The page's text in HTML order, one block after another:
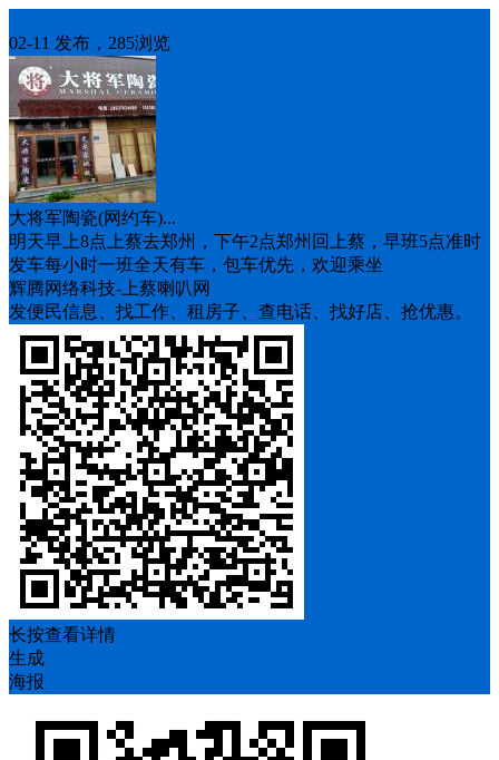
02-11 发布，285浏览
大将军陶瓷(网约车)...
明天早上8点上蔡去郑州，下午2点郑州回上蔡，早班5点准时
发车每小时一班全天有车，包车优先，欢迎乘坐
辉腾网络科技-上蔡喇叭网
发便民信息、找工作、租房子、查电话、找好店、抢优惠。
长按查看详情
生成
海报